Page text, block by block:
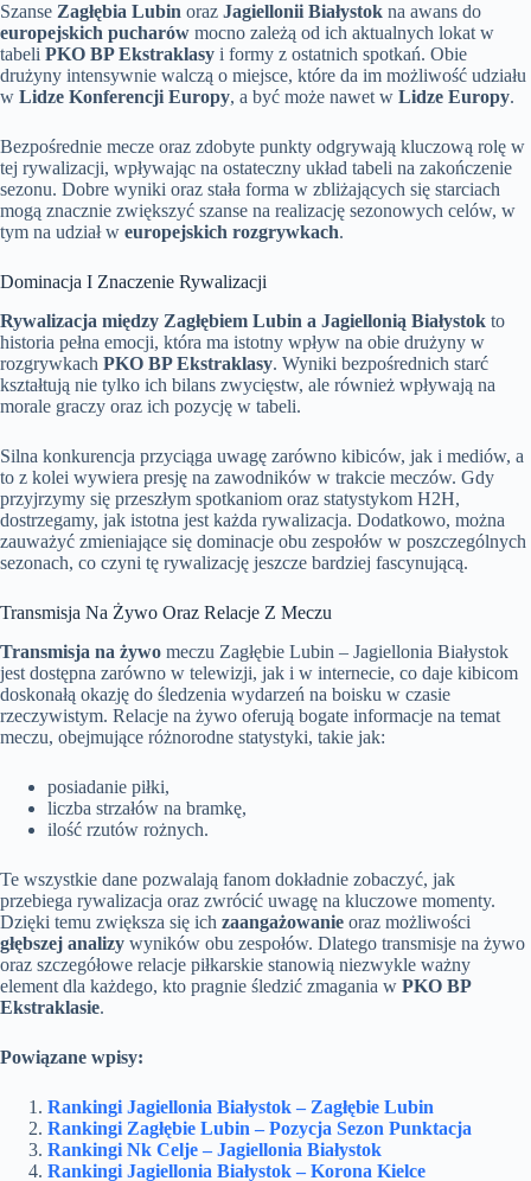
Szanse Zagłębia Lubin oraz Jagiellonii Białystok na awans do
europejskich pucharów mocno zależą od ich aktualnych lokat w
tabeli PKO BP Ekstraklasy i formy z ostatnich spotkań. Obie
drużyny intensywnie walczą o miejsce, które da im możliwość udziału
w Lidze Konferencji Europy, a być może nawet w Lidze Europy.
Bezpośrednie mecze oraz zdobyte punkty odgrywają kluczową rolę w
tej rywalizacji, wpływając na ostateczny układ tabeli na zakończenie
sezonu. Dobre wyniki oraz stała forma w zbliżających się starciach
mogą znacznie zwiększyć szanse na realizację sezonowych celów, w
tym na udział w europejskich rozgrywkach.
Dominacja I Znaczenie Rywalizacji
Rywalizacja między Zagłębiem Lubin a Jagiellonią Białystok to
historia pełna emocji, która ma istotny wpływ na obie drużyny w
rozgrywkach PKO BP Ekstraklasy. Wyniki bezpośrednich starć
kształtują nie tylko ich bilans zwycięstw, ale również wpływają na
morale graczy oraz ich pozycję w tabeli.
Silna konkurencja przyciąga uwagę zarówno kibiców, jak i mediów, a
to z kolei wywiera presję na zawodników w trakcie meczów. Gdy
przyjrzymy się przeszłym spotkaniom oraz statystykom H2H,
dostrzegamy, jak istotna jest każda rywalizacja. Dodatkowo, można
zauważyć zmieniające się dominacje obu zespołów w poszczególnych
sezonach, co czyni tę rywalizację jeszcze bardziej fascynującą.
Transmisja Na Żywo Oraz Relacje Z Meczu
Transmisja na żywo meczu Zagłębie Lubin – Jagiellonia Białystok
jest dostępna zarówno w telewizji, jak i w internecie, co daje kibicom
doskonałą okazję do śledzenia wydarzeń na boisku w czasie
rzeczywistym. Relacje na żywo oferują bogate informacje na temat
meczu, obejmujące różnorodne statystyki, takie jak:
posiadanie piłki,
liczba strzałów na bramkę,
ilość rzutów rożnych.
Te wszystkie dane pozwalają fanom dokładnie zobaczyć, jak
przebiega rywalizacja oraz zwrócić uwagę na kluczowe momenty.
Dzięki temu zwiększa się ich zaangażowanie oraz możliwości
głębszej analizy wyników obu zespołów. Dlatego transmisje na żywo
oraz szczegółowe relacje piłkarskie stanowią niezwykle ważny
element dla każdego, kto pragnie śledzić zmagania w PKO BP
Ekstraklasie.
Powiązane wpisy:
Rankingi Jagiellonia Białystok – Zagłębie Lubin
Rankingi Zagłębie Lubin – Pozycja Sezon Punktacja
Rankingi Nk Celje – Jagiellonia Białystok
Rankingi Jagiellonia Białystok – Korona Kielce